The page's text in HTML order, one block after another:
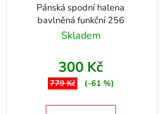
Pánská spodní halena
bavlněná funkční 256
Skladem
300 Kč
779 Kč (–61 %)